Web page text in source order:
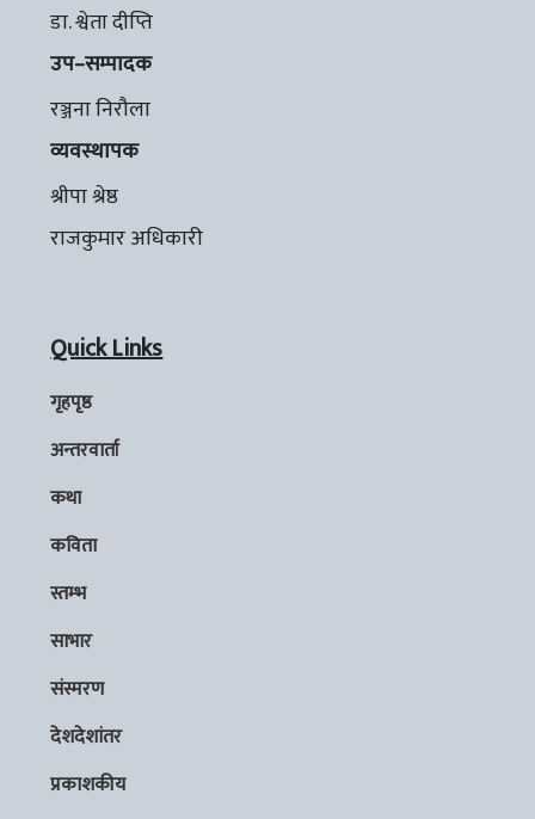
डा. श्वेता दीप्ति
उप–सम्पादक
रञ्जना निरौला
व्यवस्थापक
श्रीपा श्रेष्ठ
राजकुमार अधिकारी
Quick Links
गृहपृष्ठ
अन्तरवार्ता
कथा
कविता
स्तम्भ
साभार
संस्मरण
देशदेशांतर
प्रकाशकीय